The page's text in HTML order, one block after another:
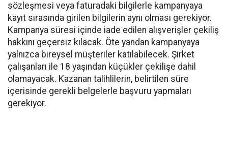
sözleşmesi veya faturadaki bilgilerle kampanyaya
kayıt sırasında girilen bilgilerin aynı olması gerekiyor.
Kampanya süresi içinde iade edilen alışverişler çekiliş
hakkını geçersiz kılacak. Öte yandan kampanyaya
yalnızca bireysel müşteriler katılabilecek. Şirket
çalışanları ile 18 yaşından küçükler çekilişe dahil
olamayacak. Kazanan talihlilerin, belirtilen süre
içerisinde gerekli belgelerle başvuru yapmaları
gerekiyor.